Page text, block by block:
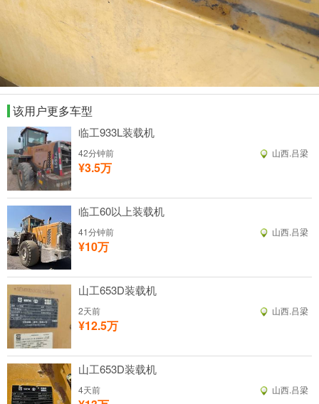
该用户更多车型
临工933L装载机
42分钟前 山西.吕梁
¥3.5万
临工60以上装载机
41分钟前 山西.吕梁
¥10万
山工653D装载机
2天前 山西.吕梁
¥12.5万
山工653D装载机
4天前 山西.吕梁